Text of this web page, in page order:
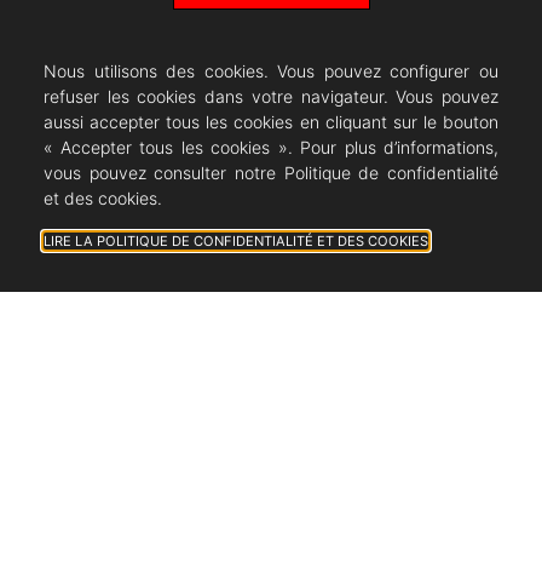
Nous utilisons des cookies. Vous pouvez configurer ou
refuser les cookies dans votre navigateur. Vous pouvez
aussi accepter tous les cookies en cliquant sur le bouton
« Accepter tous les cookies ». Pour plus d’informations,
vous pouvez consulter notre Politique de confidentialité
et des cookies.
LIRE LA POLITIQUE DE CONFIDENTIALITÉ ET DES COOKIES